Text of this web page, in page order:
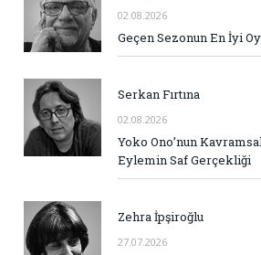
02.08.2026
Geçen Sezonun En İyi
Serkan Fırtına
02.08.2026
Yoko Ono’nun
Eylemin Saf Gerçekliği
Zehra İpşiroğlu
27.07.2026